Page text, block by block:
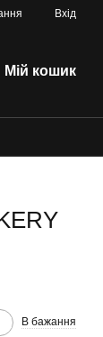
Вхід
Мій кошик
В бажання